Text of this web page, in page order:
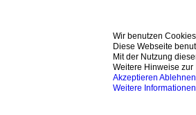
Wir benutzen Cookies
Diese Webseite
Mit der Nutzung
Weitere Hinweise zur
Akzeptieren Ablehnen
Weitere Informationen